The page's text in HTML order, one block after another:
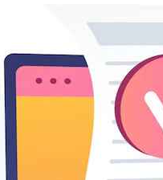
платформа для создания
работ. Более 1 миллиона
среди креаторов,
агентств и студий.